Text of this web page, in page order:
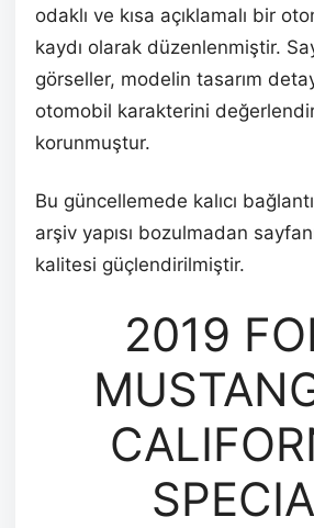
odaklı ve kısa açıklamalı bir
kaydı olarak düzenlenmiştir.
görseller, modelin tasarım
otomobil karakterini
korunmuştur.
Bu güncellemede kalıcı
arşiv yapısı bozulmadan
kalitesi güçlendirilmiştir.
2019